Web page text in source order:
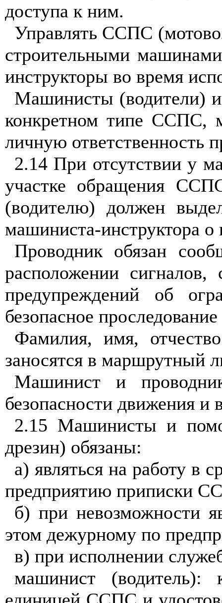
доступа к ним.
Управлять ССПС
строительными
инструкторы во время
Машинисты (водители)
конкретном типе ССПС,
личную ответственность
2.14 При отсутствии у
участке обращения
(водителю) должен
машиниста-инструктора о
Проводник обязан
расположении
предупреждений об
безопасное
Фамилия, имя,
заносятся в маршрутный
Машинист и
безопасности движения
2.15 Машинисты и
дрезин) обязаны:
а) являться на работу в
предприятию приписки
б) при невозможности
этом дежурному по
в) при исполнении
машинист (водитель):